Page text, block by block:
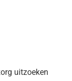
uitzoeken